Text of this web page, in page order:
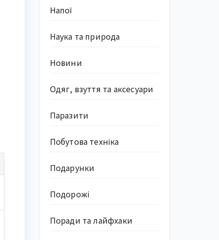
Напої
Наука та природа
Новини
Одяг, взуття та аксесуари
Паразити
Побутова техніка
Подарунки
Подорожі
Поради та лайфхаки